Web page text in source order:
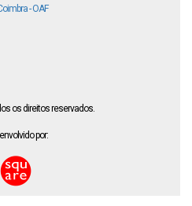
- OAF
os direitos reservados.
por: